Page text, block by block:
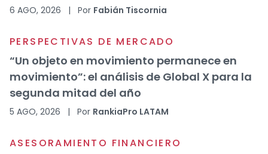
6 AGO, 2026 | Por Fabián Tiscornia
PERSPECTIVAS DE MERCADO
“Un objeto en movimiento permanece en
movimiento”: el análisis de Global X para la
segunda mitad del año
5 AGO, 2026 | Por RankiaPro LATAM
ASESORAMIENTO FINANCIERO